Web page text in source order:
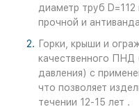
диаметр труб
прочной и
Горки, крыши и
качественного ПНД
давления) с
что позволяет
течении 12-15 лет .